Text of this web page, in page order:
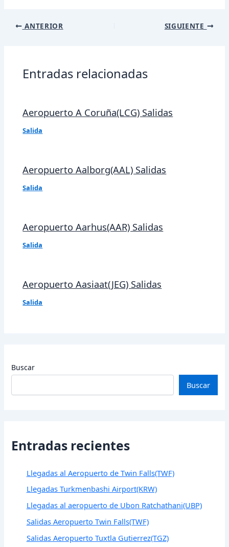
Navegación
ANTERIOR SIGUIENTE
Entradas relacionadas
Aeropuerto A Coruña(LCG) Salidas
Salida
Aeropuerto Aalborg(AAL) Salidas
Salida
Aeropuerto Aarhus(AAR) Salidas
Salida
Aeropuerto Aasiaat(JEG) Salidas
Salida
Buscar
Buscar
Entradas recientes
Llegadas al Aeropuerto de Twin Falls(TWF)
Llegadas Turkmenbashi Airport(KRW)
Llegadas al aeropuerto de Ubon Ratchathani(UBP)
Salidas Aeropuerto Twin Falls(TWF)
Salidas Aeropuerto Tuxtla Gutierrez(TGZ)